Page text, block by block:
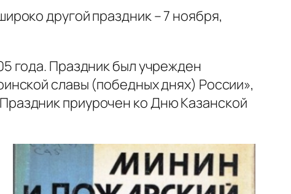
другой праздник – 7 ноября,
года. Праздник был учрежден
славы (победных днях) России»,
приурочен ко Дню Казанской